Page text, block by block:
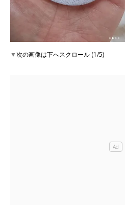
▼次の画像は下へスクロール (1/5)